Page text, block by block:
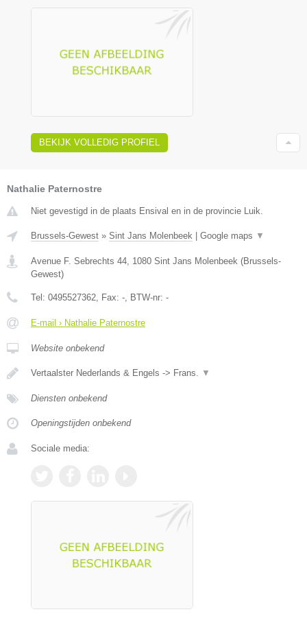
BEKIJK VOLLEDIG PROFIEL
Nathalie Paternostre
Niet gevestigd in de plaats Ensival en in de provincie Luik.
Brussels-Gewest » Sint Jans Molenbeek | Google maps ▼
Avenue F. Sebrechts 44 1080 Sint Jans Molenbeek (Brussels-
Gewest)
Tel: 0495527362 , Fax: - , BTW-nr: -
E-mail › Nathalie Paternostre
Website onbekend
Vertaalster Nederlands & Engels -> Frans. ▼
Diensten onbekend
Openingstijden onbekend
Sociale media: